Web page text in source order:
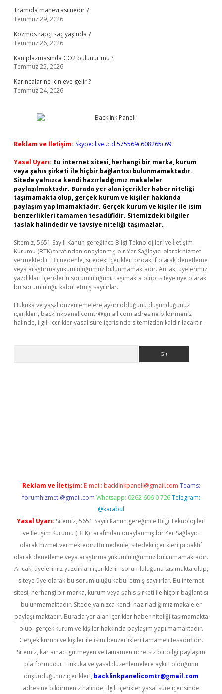
Tramola manevrası nedir ?
Temmuz 29, 2026
Kozmos rapçi kaç yaşında ?
Temmuz 26, 2026
Kan plazmasında CO2 bulunur mu ?
Temmuz 25, 2026
Karıncalar ne için eve gelir ?
Temmuz 24, 2026
Reklam ve İletişim: Skype: live:.cid.575569c608265c69
Yasal Uyarı: Bu internet sitesi, herhangi bir marka, kurum
veya şahıs şirketi ile hiçbir bağlantısı bulunmamaktadır.
Sitede yalnızca kendi hazırladığımız makaleler
paylaşılmaktadır. Burada yer alan içerikler haber niteliği
taşımamakta olup, gerçek kurum ve kişiler hakkında
paylaşım yapılmamaktadır. Gerçek kurum ve kişiler ile isim
benzerlikleri tamamen tesadüfidir. Sitemizdeki bilgiler
taslak halindedir ve tavsiye niteliği taşımazlar.
Sitemiz, 5651 Sayılı Kanun gereğince Bilgi Teknolojileri ve İletişim
Kurumu (BTK) tarafından onaylanmış bir Yer Sağlayıcı olarak hizmet
vermektedir. Bu nedenle, sitedeki içerikleri proaktif olarak denetleme
veya araştırma yükümlülüğümüz bulunmamaktadır. Ancak, üyelerimiz
yazdıkları içeriklerin sorumluluğunu taşımakta olup, siteye üye olarak
bu sorumluluğu kabul etmiş sayılırlar.
Hukuka ve yasal düzenlemelere aykırı olduğunu düşündüğünüz
içerikleri, backlinkpanelicomtr@gmail.com adresine bildirmeniz
halinde, ilgili içerikler yasal süre içerisinde sitemizden kaldırılacaktır.
Reklam ve İletişim: E-mail: backlinkpaneli@gmail.com Teams:
forumhizmeti@gmail.com Whatsapp: 0262 606 0 726 Telegram:
@karabul
Yasal Uyarı: Sitemiz, 5651 Sayılı Kanun gereğince Bilgi Teknolojileri
ve İletişim Kurumu (BTK) tarafından onaylanmış bir Yer Sağlayıcı
olarak hizmet vermektedir. Bu nedenle, sitedeki içerikleri proaktif
olarak denetleme veya araştırma yükümlülüğümüz bulunmamaktadır.
Ancak, üyelerimiz yazdıkları içeriklerin sorumluluğunu taşımakta olup,
siteye üye olarak bu sorumluluğu kabul etmiş sayılırlar. Bu internet
sitesi, herhangi bir marka, kurum veya şahıs şirketi ile hiçbir bağlantısı
bulunmamaktadır. Sitede yalnızca kendi hazırladığımız makaleler
paylaşılmaktadır. Burada yer alan içerikler haber niteliği taşımamakta
olup, gerçek kurum ve kişiler hakkında paylaşım yapılmamaktadır.
Gerçek kurum ve kişiler ile isim benzerlikleri tamamen tesadüfidir.
Sitemiz, kar amacı gütmeyen ve tamamen ücretsiz bir bilgi paylaşım
platformudur. Hukuka ve yasal düzenlemelere aykırı olduğunu
düşündüğünüz içerikleri, backlinkpanelicomtr@gmail.com
adresine bildirmeniz halinde, ilgili içerikler yasal süre içerisinde